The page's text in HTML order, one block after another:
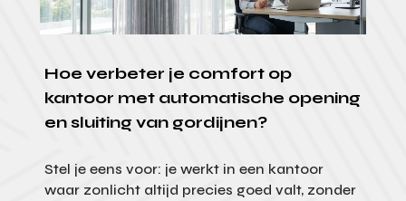
Hoe verbeter je comfort op
kantoor met automatische opening
en sluiting van gordijnen?
Stel je eens voor: je werkt in een kantoor
waar zonlicht altijd precies goed valt, zonder